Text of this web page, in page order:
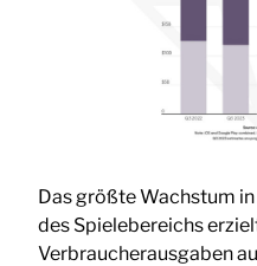
Das größte Wachstum
des Spielebereichs
Verbraucherausgaben